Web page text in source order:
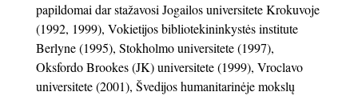
papildomai dar stažavosi Jogailos universitete Krokuvoje
(1992, 1999), Vokietijos bibliotekininkystės institute
Berlyne (1995), Stokholmo universitete (1997),
Oksfordo Brookes (JK) universitete (1999), Vroclavo
universitete (2001), Švedijos humanitarinėje mokslų